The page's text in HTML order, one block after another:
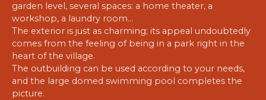
garden level, several spaces: a home theater, a
workshop, a laundry room…
The exterior is just as charming; its appeal undoubtedly
comes from the feeling of being in a park right in the
heart of the village.
The outbuilding can be used according to your needs,
and the large domed swimming pool completes the
picture.